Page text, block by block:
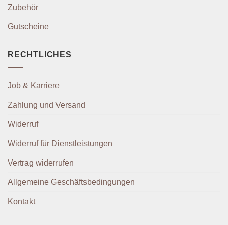
Zubehör
Gutscheine
RECHTLICHES
Job & Karriere
Zahlung und Versand
Widerruf
Widerruf für Dienstleistungen
Vertrag widerrufen
Allgemeine Geschäftsbedingungen
Kontakt